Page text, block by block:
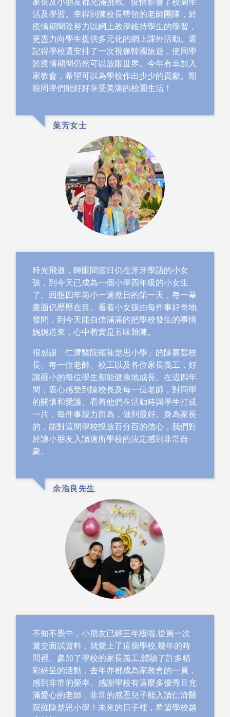
家長及小朋友都充滿挑戰。疫情影響了校園生
活及學習。幸得到陳校長帶領的老師團隊，於
疫情期間除努力以網上教學維持學生的學習，
更盡力向學生提供多元化的網上課外活動。還
記得學校還安排了一次視像韓國旅遊，使同學
於疫情期間仍然可以放眼世界。今年有幸加入
家教會，希望可以為學校作出少少的貢獻。期
盼同學們能好好享受美滿的校園生活！
葉芳女士
時光飛逝，轉眼間當日仍在牙牙學語的小女
孩，到今天已成為一個小學四年級的小女生
了。回想四年前小一適應日的第一天，每一幕
畫面仍歷歷在目。看着小女孩由每件事好奇地
發問，到今天能自信滿滿的把學校發生的事情
娓娓道來，心中着實是五味雜陳。
很感謝「仁濟醫院羅陳楚思小學」的陳嘉碧校
長、每一位老師、校工以及各位家長義工，好
讓羅小的每位學生都能健康地成長。在這四年
間，衷心感受到陳校長及每一位老師，對同學
的關懷和愛護。看着他們在活動時與學生打成
一片，每件事親力而為，做到最好。身為家長
的，能對這間學校投放百分百的信心，我們對
於讓小朋友入讀這所學校的決定感到非常自
豪。
余浩良先生
不知不覺中，小朋友已經三年級啦,從第一次
遞交面試資料，就愛上了這個學校,幾年的時
間裡。參加了學校的家長義工,體驗了許多精
彩紛呈的活動，去年亦都成為家教會的一員，
感到非常的榮幸。感謝學校有這麼多優秀且充
滿愛心的老師，非常的感恩兒子能入讀仁濟醫
院羅陳楚思小學！未來的日子裡，希望學校越